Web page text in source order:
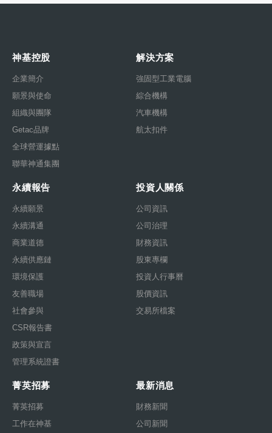
神基控股
企業簡介
願景與使命
組織與團隊
Getac品牌
全球營運據點
聯華神通集團
解決方案
強固型工業電腦
綜合機構
汽車機構
航太扣件
永續報告
永續願景
永續溝通
商業道德
永續供應鏈
環境保護
友善職場
社會參與
CSR報告書
政策與宣言
管理系統證書
投資人關係
公司資訊
公司治理
財務資訊
股東專欄
投資人行事曆
股價資訊
交易所檔案
菁英招募
菁英招募
工作在神基
最新消息
財務新聞
公司新聞